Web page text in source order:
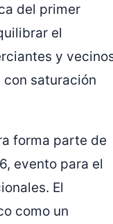
del primer
el
y
con saturación
forma parte de
evento para el
El
como un